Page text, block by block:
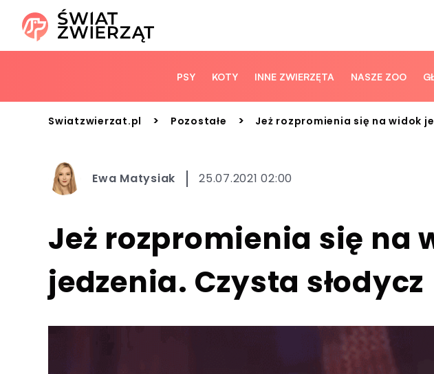
PSY KOTY INNE ZWIERZĘTA NASZE ZOO
Swiatzwierzat.pl > Pozostałe > Jeż rozpromienia się na widok
Ewa Matysiak 25.07.2021 02:00
Jeż rozpromienia się na
jedzenia. Czysta słodycz